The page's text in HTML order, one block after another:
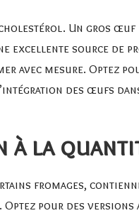
Un gros œuf
excellente source de
mesure. Optez
des œufs
à la
fromages,
pour des versions